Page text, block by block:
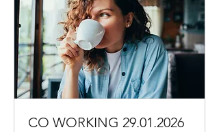
CO WORKING 29.01.2026